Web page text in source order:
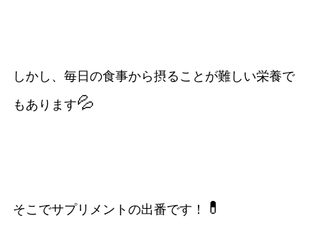
しかし、毎日の食事から摂ることが難しい栄養で
もあります💦
そこでサプリメントの出番です！ 💊